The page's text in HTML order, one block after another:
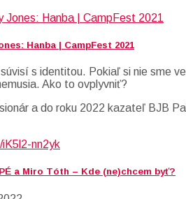
Hanba | CampFest 2021
s identitou. Pokiaľ si nie sme
Ako to ovplyvniť?
a do roku 2022 kazateľ BJB
a Miro Tóth – Kde (ne)chcem byť?